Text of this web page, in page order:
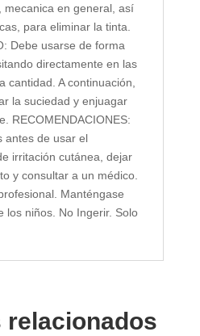
mecanica en general, así
para eliminar la tinta.
Debe usarse de forma
directamente en las
cantidad. A continuación,
la suciedad y enjuagar
RECOMENDACIONES:
antes de usar el
irritación cutánea, dejar
y consultar a un médico.
Manténgase
los niños. No Ingerir. Solo
relacionados